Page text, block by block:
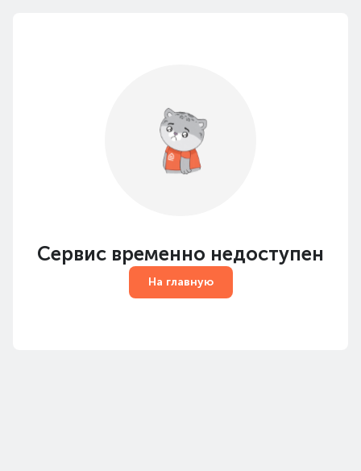
Сервис временно недоступен
На главную